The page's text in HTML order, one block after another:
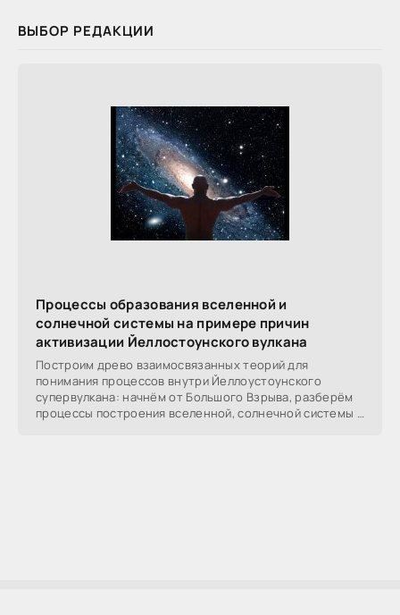
ВЫБОР РЕДАКЦИИ
Процессы образования вселенной и
солнечной системы на примере причин
активизации Йеллостоунского вулкана
Построим древо взаимосвязанных теорий для
понимания процессов внутри Йеллоустоунского
супервулкана: начнём от Большого Взрыва, разберём
процессы построения вселенной, солнечной системы в